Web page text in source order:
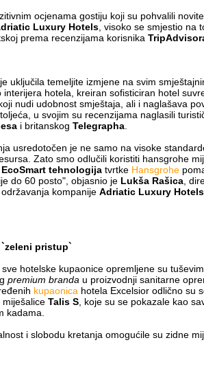
ocjenama gostiju koji su pohvalili
Luxury Hotels , visoko se smjestio na
prema recenzijama korisnika
uključila temeljite izmjene na svim
hotela, kreiran sofisticiran hotel
nudi udobnost smještaja, ali i naglašava
u svojim su recenzijama naglasili
i britanskog Telegrapha
usredotočen je ne samo na visoke
Zato smo odlučili koristiti hansgrohe
EcoSmart tehnologija tvrtke Hansgrohe
do 60 posto", objasnio je Lukša Rašica ,
kompanije Adriatic Luxury Hotels
pristup`
hotelske kupaonice opremljene su
premium branda u proizvodnji sanitarne
kupaonica hotela Excelsior odlično su
Talis S , koje su se pokazale kao
kadama.
i slobodu kretanja omogućile su zidne